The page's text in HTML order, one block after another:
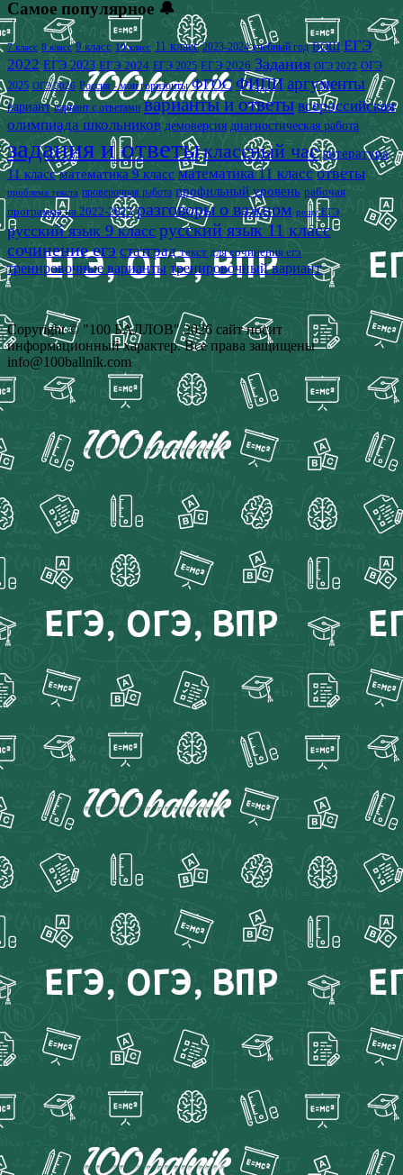
Самое популярное 🔔
7 класс 8 класс 9 класс 10 класс 11 класс 2023-2024 учебный год ВОШ ЕГЭ
2022 ЕГЭ 2023 ЕГЭ 2024 ЕГЭ 2025 ЕГЭ 2026 Задания ОГЭ 2022 ОГЭ
2025 ОГЭ 2026 Россия - мои горизонты ФГОС ФИПИ аргументы
вариант вариант с ответами варианты и ответы всероссийская
олимпиада школьников демоверсия диагностическая работа
задания и ответыклассный час литература
11 класс математика 9 класс математика 11 класс ответы
проблема текста проверочная работа профильный уровень рабочая
программа на 2022-2023 разговоры о важном решу ЕГЭ
русский язык 9 класс русский язык 11 класс
сочинение егэ статград текст для сочинения егэ
тренировочные варианты тренировочный вариант
Copyright © "100 БАЛЛОВ" 2026 сайт носит
информационный характер. Все права защищены
info@100ballnik.com